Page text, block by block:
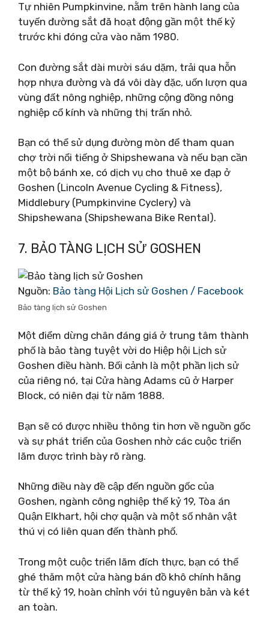
Tự nhiên Pumpkinvine, nằm trên hành lang của
tuyến đường sắt đã hoạt động gần một thế kỷ
trước khi đóng cửa vào năm 1980.
Con đường sắt dài mười sáu dặm, trải qua hỗn
hợp nhựa đường và đá vôi dày đặc, uốn lượn qua
vùng đất nông nghiệp, những cộng đồng nông
nghiệp cổ kính và những thị trấn nhỏ.
Bạn có thể sử dụng đường mòn để tham quan
chợ trời nổi tiếng ở Shipshewana và nếu bạn cần
một bộ bánh xe, có dịch vụ cho thuê xe đạp ở
Goshen (Lincoln Avenue Cycling & Fitness),
Middlebury (Pumpkinvine Cyclery) và
Shipshewana (Shipshewana Bike Rental).
7. BẢO TÀNG LỊCH SỬ GOSHEN
Nguồn: Bảo tàng Hội Lịch sử Goshen / Facebook
Bảo tàng lịch sử Goshen
Một điểm dừng chân đáng giá ở trung tâm thành
phố là bảo tàng tuyệt vời do Hiệp hội Lịch sử
Goshen điều hành. Bối cảnh là một phần lịch sử
của riêng nó, tại Cửa hàng Adams cũ ở Harper
Block, có niên đại từ năm 1888.
Bạn sẽ có được nhiều thông tin hơn về nguồn gốc
và sự phát triển của Goshen nhờ các cuộc triển
lãm được trình bày rõ ràng.
Những điều này đề cập đến nguồn gốc của
Goshen, ngành công nghiệp thế kỷ 19, Tòa án
Quận Elkhart, hội chợ quận và một số nhân vật
thú vị có liên quan đến thành phố.
Trong một cuộc triển lãm đích thực, bạn có thể
ghé thăm một cửa hàng bán đồ khô chính hãng
từ thế kỷ 19, hoàn chỉnh với tủ nguyên bản và két
an toàn.